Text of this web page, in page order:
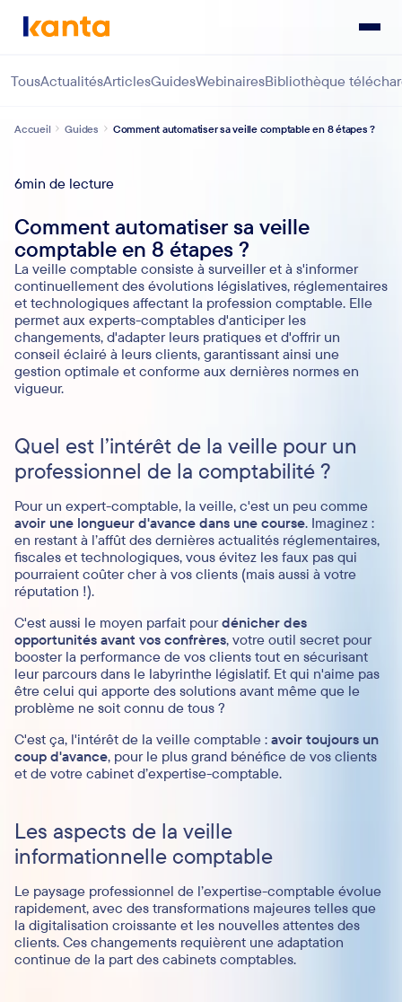
TousActualitésArticlesGuidesWebinairesBibliothèque
Accueil Guides Comment automatiser sa veille comptable en 8 étapes ?
6min de lecture
Comment automatiser sa veille
comptable en 8 étapes ?
La veille comptable consiste à surveiller et à s'informer
continuellement des évolutions législatives, réglementaires
et technologiques affectant la profession comptable. Elle
permet aux experts-comptables d'anticiper les
changements, d'adapter leurs pratiques et d'offrir un
conseil éclairé à leurs clients, garantissant ainsi une
gestion optimale et conforme aux dernières normes en
vigueur.
Quel est l’intérêt de la veille pour un
professionnel de la comptabilité ?
Pour un expert-comptable, la veille, c'est un peu comme
avoir une longueur d'avance dans une course. Imaginez :
en restant à l’affût des dernières actualités réglementaires,
fiscales et technologiques, vous évitez les faux pas qui
pourraient coûter cher à vos clients (mais aussi à votre
réputation !).
C'est aussi le moyen parfait pourdénicher des
opportunités avant vos confrères, votre outil secret pour
booster la performance de vos clients tout en sécurisant
leur parcours dans le labyrinthe législatif. Et qui n'aime pas
être celui qui apporte des solutions avant même que le
problème ne soit connu de tous ?
C'est ça, l'intérêt de la veille comptable : avoir toujours un
coup d'avance, pour le plus grand bénéfice de vos clients
et de votre cabinet d’expertise-comptable.
Les aspects de la veille
informationnelle comptable
Le paysage professionnel de l’expertise-comptable évolue
rapidement, avec des transformations majeures telles que
la digitalisation croissante et les nouvelles attentes des
clients. Ces changements requièrent une adaptation
continue de la part des cabinets comptables.